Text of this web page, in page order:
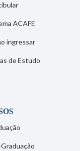
ACAFE
ingressar
de Estudo